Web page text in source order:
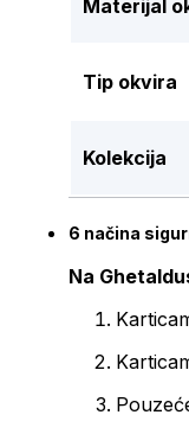
Materijal
Tip okvira
Kolekcija
6 načina
Na